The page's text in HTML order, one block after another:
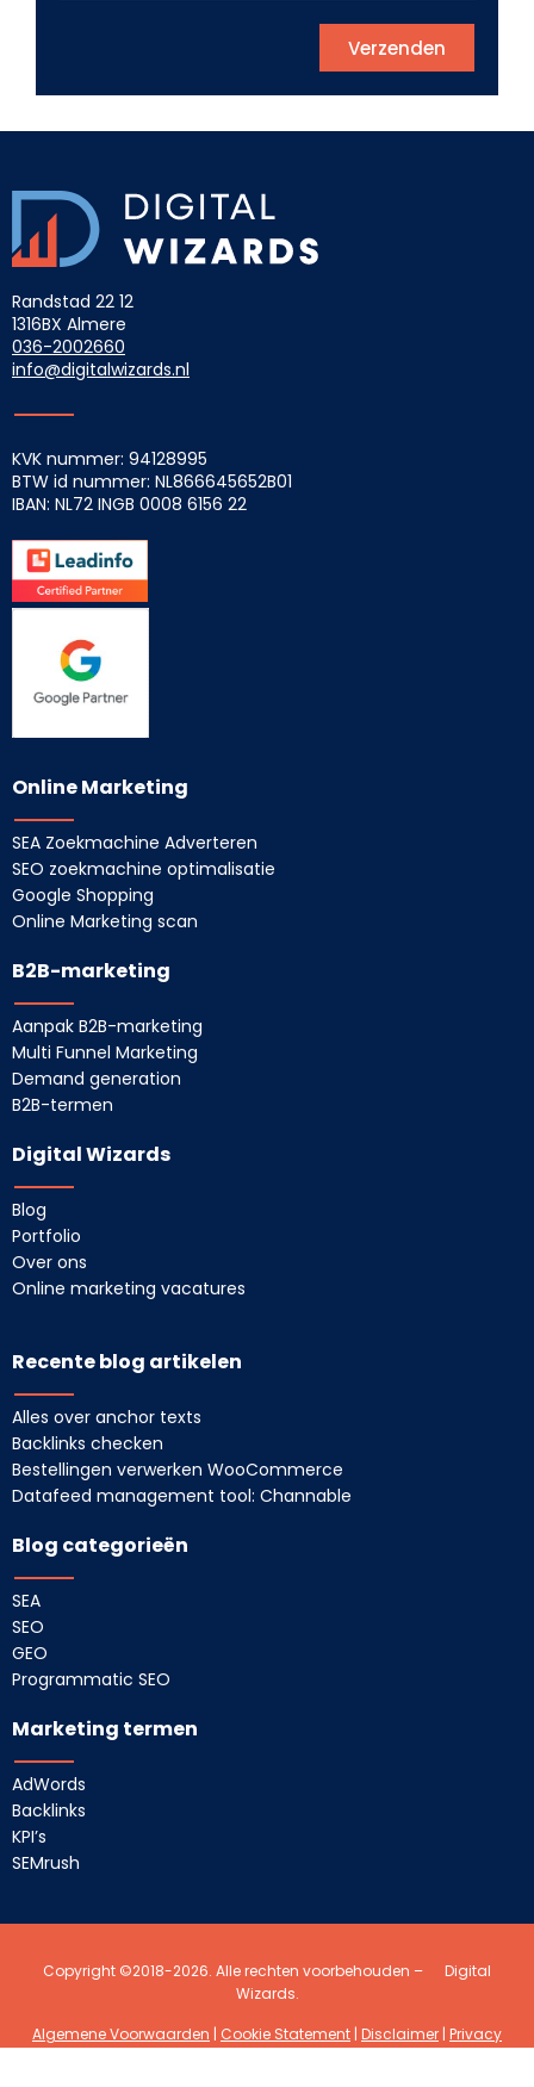
Verzenden
Randstad 22 12
1316BX Almere
036-2002660
info@digitalwizards.nl
KVK nummer: 94128995
BTW id nummer: NL866645652B01
IBAN: NL72 INGB 0008 6156 22
Online Marketing
SEA Zoekmachine Adverteren
SEO zoekmachine optimalisatie
Google Shopping
Online Marketing scan
B2B-marketing
Aanpak B2B-marketing
Multi Funnel Marketing
Demand generation
B2B-termen
Digital Wizards
Blog
Portfolio
Over ons
Online marketing vacatures
Recente blog artikelen
Alles over anchor texts
Backlinks checken
Bestellingen verwerken WooCommerce
Datafeed management tool: Channable
Blog categorieën
SEA
SEO
GEO
Programmatic SEO
Marketing termen
AdWords
Backlinks
KPI’s
SEMrush
Copyright ©2018-2026. Alle rechten voorbehouden –
Digital
Wizards.
Algemene Voorwaarden
Cookie Statement Disclaimer Privacy